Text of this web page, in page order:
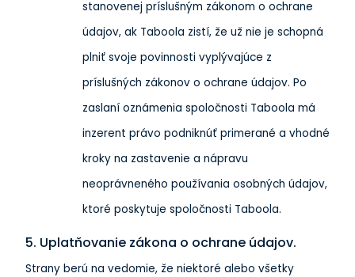
stanovenej príslušným zákonom o ochrane
údajov, ak Taboola zistí, že už nie je schopná
plniť svoje povinnosti vyplývajúce z
príslušných zákonov o ochrane údajov. Po
zaslaní oznámenia spoločnosti Taboola má
inzerent právo podniknúť primerané a vhodné
kroky na zastavenie a nápravu
neoprávneného používania osobných údajov,
ktoré poskytuje spoločnosti Taboola.
5. Uplatňovanie zákona o ochrane údajov.
Strany berú na vedomie, že niektoré alebo všetky